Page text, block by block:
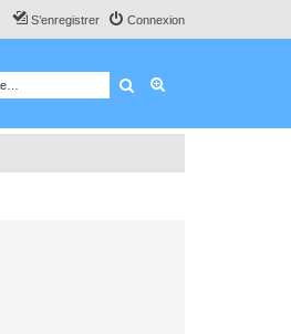
Connexion
S’enregistrer
Rechercher